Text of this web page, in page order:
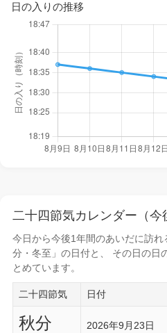
日の入りの推移
二十四節気カレンダー（今
今日から今後1年間のあいだに訪れ
分・冬至」の日付と、 その日の日
とめています。
二十四節気 日付
秋分 2026年9月23日